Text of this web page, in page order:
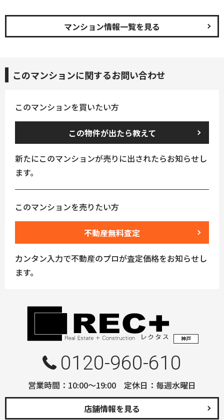
マンション情報一覧を見る
このマンションに関するお問い合わせ
このマンションを買いたい方
この物件が出たら教えて
新たにこのマンションが売りに出されたらお知らせし
ます。
このマンションを売りたい方
不動産無料査定
カンタン入力で不動産のプロが査定価格をお知らせし
ます。
神戸
0120-960-610
営業時間：10:00〜19:00 定休日：毎週水曜日
店舗情報を見る